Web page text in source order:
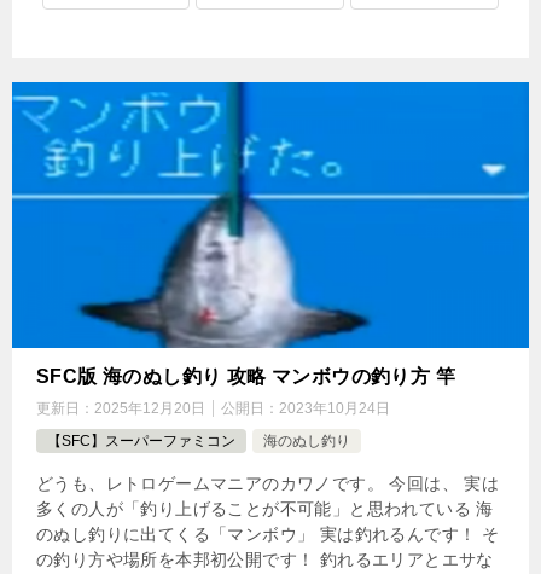
SFC版 海のぬし釣り 攻略 マンボウの釣り方 竿
更新日： 2025年12月20日 公開日： 2023年10月24日
【SFC】スーパーファミコン
海のぬし釣り
どうも、レトロゲームマニアのカワノです。 今回は、 実は
多くの人が「釣り上げることが不可能」と思われている 海
のぬし釣りに出てくる「マンボウ」 実は釣れるんです！ そ
の釣り方や場所を本邦初公開です！ 釣れるエリアとエサな